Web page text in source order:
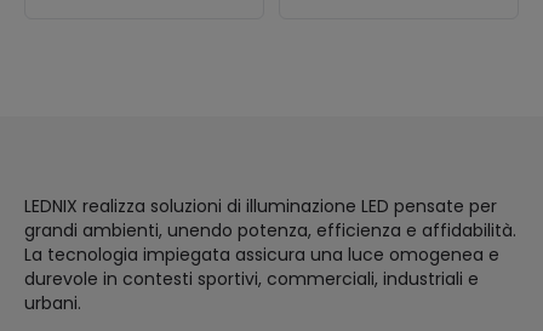
LEDNIX realizza soluzioni di illuminazione LED pensate per
grandi ambienti, unendo potenza, efficienza e affidabilità.
La tecnologia impiegata assicura una luce omogenea e
durevole in contesti sportivi, commerciali, industriali e
urbani.